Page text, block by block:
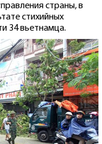
страны, в
стихийных
34 вьетнамца.